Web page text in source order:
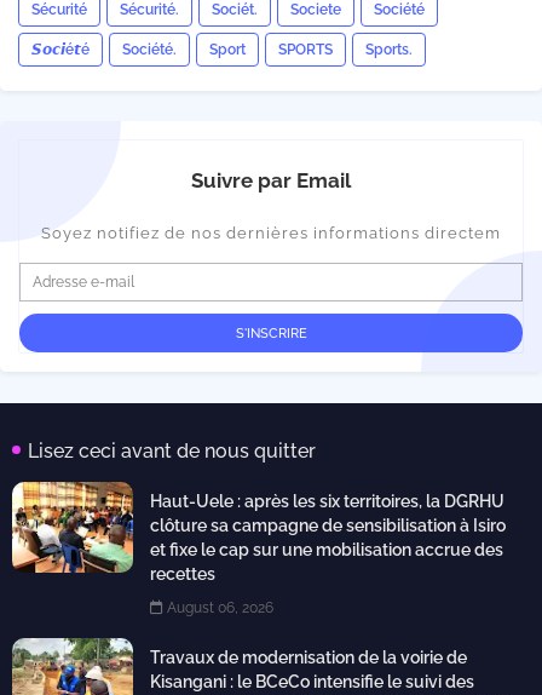
Sécurité Sécurité. Sociét. Societe Société
𝙎𝙤𝙘𝙞é𝙩é Société. Sport SPORTS Sports.
Suivre par Email
Soyez notifiez de nos dernières informations directem
Lisez ceci avant de nous quitter
Haut-Uele : après les six territoires, la DGRHU
clôture sa campagne de sensibilisation à Isiro
et fixe le cap sur une mobilisation accrue des
recettes
August 06, 2026
Travaux de modernisation de la voirie de
Kisangani : le BCeCo intensifie le suivi des